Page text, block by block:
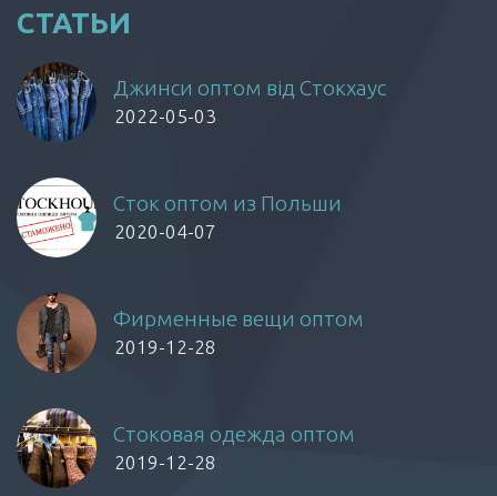
СТАТЬИ
Джинси оптом від Стокхаус
2022-05-03
Сток оптом из Польши
2020-04-07
Фирменные вещи оптом
2019-12-28
Стоковая одежда оптом
2019-12-28